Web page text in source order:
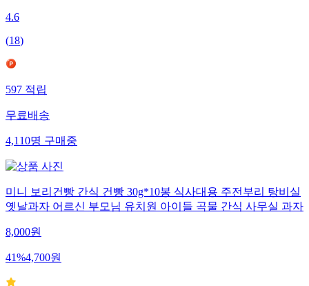
4.6
(18)
597적립
무료배송
4,110명구매중
미니 보리건빵 간식 건빵 30g*10봉 식사대용 주전부리 탕비실
옛날과자 어르신 부모님 유치원 아이들 곡물 간식 사무실 과자
8,000원
41%4,700원